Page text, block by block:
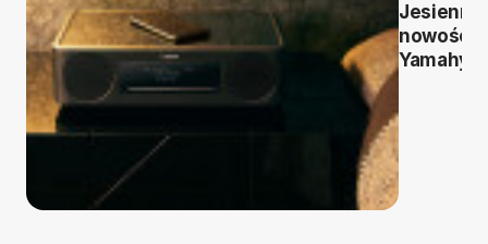
Jesienne
nowości
Yamahy